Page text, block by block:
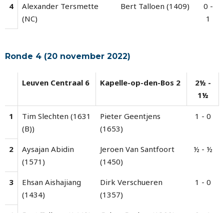
4
Alexander Tersmette
(NC)
Bert Talloen (1409)
0 -
1
Ronde 4 (20 november 2022)
Leuven Centraal 6 Kapelle-op-den-Bos 2
2½ -
1½
1
Tim Slechten (1631
(B))
Pieter Geentjens
(1653)
1 - 0
2
Aysajan Abidin
(1571)
Jeroen Van Santfoort
(1450)
½ - ½
3
Ehsan Aishajiang
(1434)
Dirk Verschueren
(1357)
1 - 0